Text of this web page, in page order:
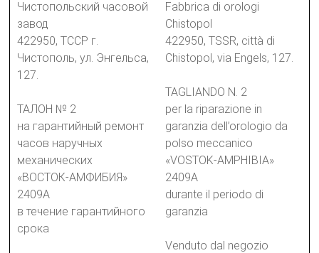
Чистопольский часовой
завод
422950, ТССР г.
Чистополь, ул. Энгельса,
127.
ТАЛОН № 2
на гарантийный ремонт
часов наручных
механических
«ВОСТОК-АМФИБИЯ»
2409А
в течение гарантийного
срока
Fabbrica di orologi
Chistopol
422950, TSSR, città di
Chistopol, via Engels, 127.
TAGLIANDO N. 2
per la riparazione in
garanzia dell’orologio da
polso meccanico
«VOSTOK-AMPHIBIA»
2409A
durante il periodo di
garanzia
Venduto dal negozio